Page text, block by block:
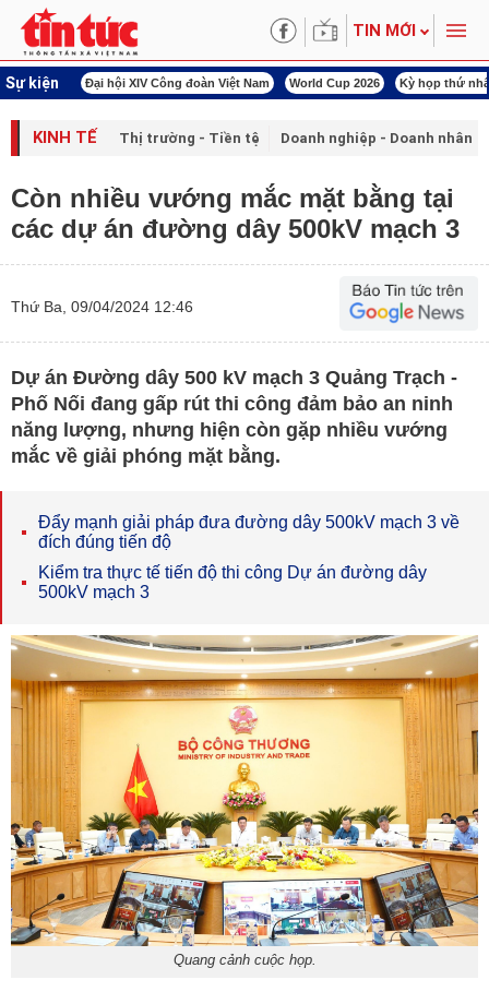
TIN MỚI
Sự kiện
ngày đêm Đại hội XIV Công đoàn Việt Nam World Cup 2026 Kỳ họp thứ
KINH TẾ Thị trường - Tiền tệ Doanh nghiệp - Doanh nhân
Còn nhiều vướng mắc mặt bằng tại
các dự án đường dây 500kV mạch 3
Thứ Ba, 09/04/2024 12:46
Dự án Đường dây 500 kV mạch 3 Quảng Trạch -
Phố Nối đang gấp rút thi công đảm bảo an ninh
năng lượng, nhưng hiện còn gặp nhiều vướng
mắc về giải phóng mặt bằng.
Đẩy mạnh giải pháp đưa đường dây 500kV mạch 3 về
đích đúng tiến độ
Kiểm tra thực tế tiến độ thi công Dự án đường dây
500kV mạch 3
Quang cảnh cuộc họp.